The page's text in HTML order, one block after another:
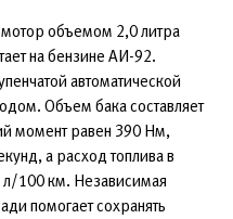
объемом 2,0 литра
на бензине АИ-92.
автоматической
Объем бака составляет
момент равен 390 Нм,
а расход топлива в
л/100 км. Независимая
помогает сохранять